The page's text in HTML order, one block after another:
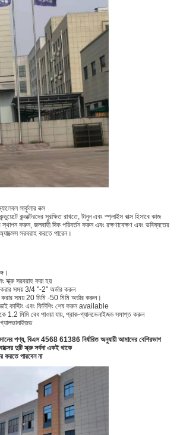
সার্কুলার বক্স
কন্ডাক্টরদের সুরক্ষিত রাখতে, টানুন এবং স্প্লাইস বাক্স হিসাবে কাজ
করুন, জলবাহী দিক পরিবর্তন করুন এবং রক্ষণাবেক্ষণ এবং ভবিষ্যতের
সরবরাহ করতে পারেন।
স্ক্রু সরবরাহ করা হয়
করার সময় 3/4 "-2" অর্ডার করুন
সময় 20 মিমি -50 মিমি অর্ডার করুন।
কাস্টিং এবং ফিনিশিং শেষ করুন available
1.2 মিমি বেধ পাওয়া যায়, প্রাক-গ্যালভেনাইজড সমাপ্ত করুন
পণ্য, বিএস 4568 61386 নির্ধারিত অনুযায়ী আমাদের বেশিরভাগ
দুটি স্ক্রু সর্বদা একই থাকে
করতে পারবেন না